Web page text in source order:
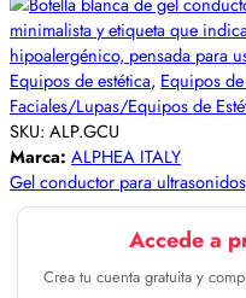
Equipos de estética, Equipos
Faciales/Lupas/Equipos de
SKU: ALP.GCU
Marca: ALPHEA ITALY
Gel conductor para
Accede a
Crea tu cuenta gratuita y